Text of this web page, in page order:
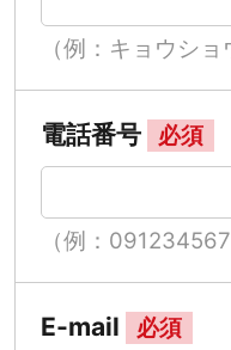
（例：キョウシ
電話番号 必須
（例：
E-mail 必須